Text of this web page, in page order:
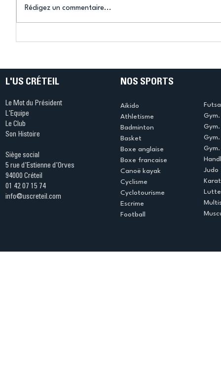
Ping ? Quand le tennis de
termine
Rédigez un commentaire...
L'US CRÉTEIL
Le Mot du Président
L'Equipe
Le Club
Son Histoire
Siège social
5 rue d'Estienne d'Orves
94000 Créteil
01 42 07 15 74
info@uscreteil.com
NOS SPORTS
Aikido
Athletisme
Badminton
Basket
Boxe anglaise
Boxe francaise
Canoë kayak
Cyclisme
Cyclotourisme
Escrime
Football
Judo
Lutte